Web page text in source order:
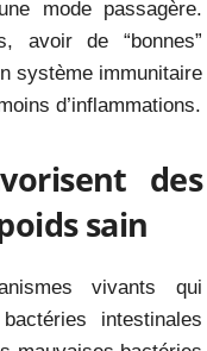
mode passagère.
avoir de “bonnes”
système immunitaire
d’inflammations.
des
sain
vivants qui
intestinales